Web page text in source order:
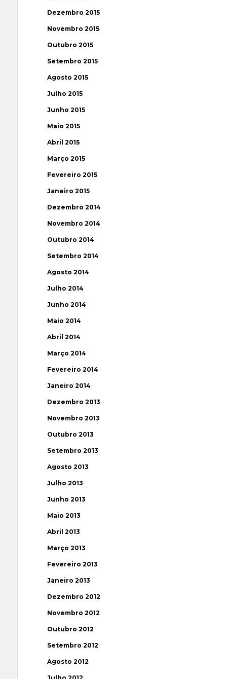
Dezembro 2015
Novembro 2015
Outubro 2015
Setembro 2015
Agosto 2015
Julho 2015
Junho 2015
Maio 2015
Abril 2015
Março 2015
Fevereiro 2015
Janeiro 2015
Dezembro 2014
Novembro 2014
Outubro 2014
Setembro 2014
Agosto 2014
Julho 2014
Junho 2014
Maio 2014
Abril 2014
Março 2014
Fevereiro 2014
Janeiro 2014
Dezembro 2013
Novembro 2013
Outubro 2013
Setembro 2013
Agosto 2013
Julho 2013
Junho 2013
Maio 2013
Abril 2013
Março 2013
Fevereiro 2013
Janeiro 2013
Dezembro 2012
Novembro 2012
Outubro 2012
Setembro 2012
Agosto 2012